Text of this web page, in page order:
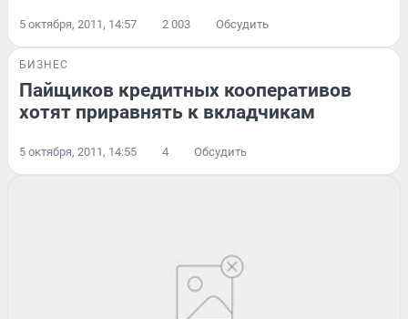
5 октября, 2011, 14:57 2 003 Обсудить
БИЗНЕС
Пайщиков кредитных кооперативов
хотят приравнять к вкладчикам
5 октября, 2011, 14:55 4 Обсудить